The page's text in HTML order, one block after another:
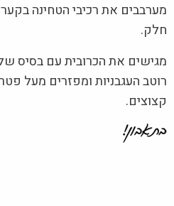
מערבבים את רכיבי הטחינה
חלק.
מגישים את הכרובית עם בסיס
רוטב העגבניות ומפזרים מעל
קצוצים.